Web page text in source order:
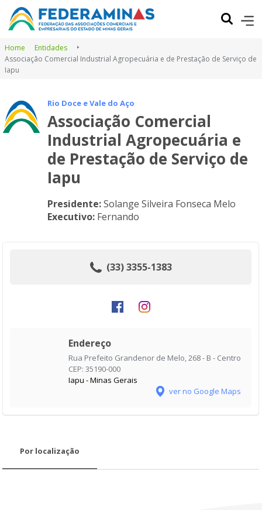
Home
Entidades
Associação Comercial Industrial Agropecuária e de Prestação de Serviço de
Iapu
Rio Doce e Vale do Aço
Associação Comercial
Industrial Agropecuária e
de Prestação de Serviço de
Iapu
Presidente:Solange Silveira Fonseca Melo
Executivo: Fernando
(33) 3355-1383
Endereço
Rua Prefeito Grandenor de Melo, 268 - B - Centro
CEP: 35190-000
Iapu - Minas Gerais
ver no Google Maps
Por localização